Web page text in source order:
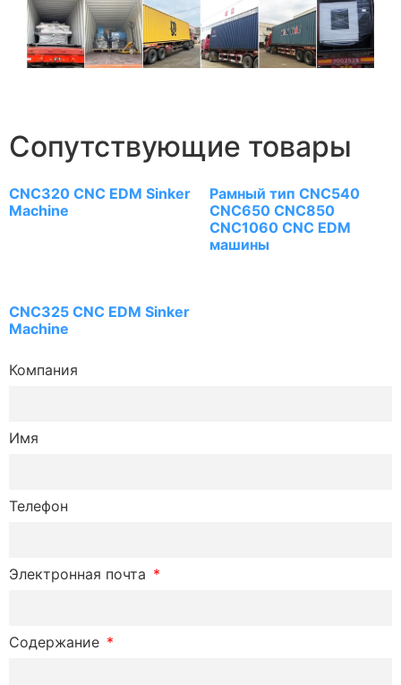
Сопутствующие товары
CNC320 CNC EDM Sinker
Machine
Рамный тип CNC540
CNC650 CNC850
CNC1060 CNC EDM
машины
CNC325 CNC EDM Sinker
Machine
Компания
Имя
Телефон
Электронная почта
Содержание